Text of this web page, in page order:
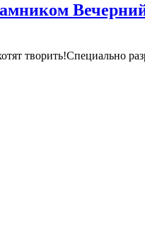
творить!Специально